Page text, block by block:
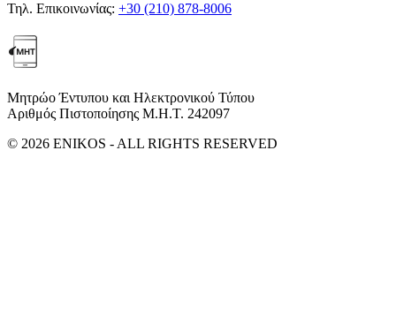
Τηλ. Επικοινωνίας: +30 (210) 878-8006
Μητρώο Έντυπου και Ηλεκτρονικού Τύπου
Αριθμός Πιστοποίησης Μ.Η.Τ. 242097
© 2026 ENIKOS - ALL RIGHTS RESERVED